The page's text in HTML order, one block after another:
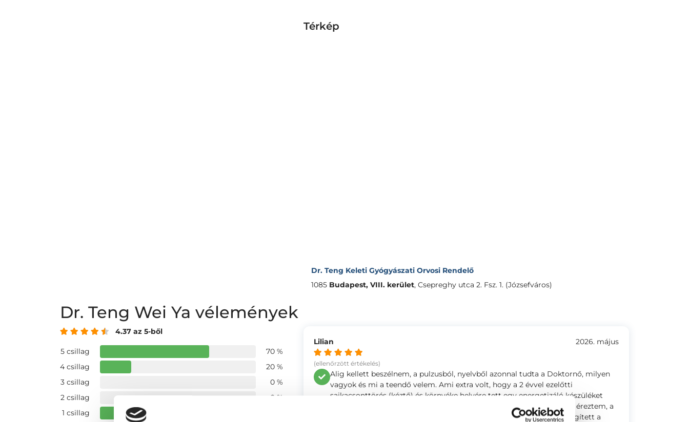
Térkép
Dr. Teng Keleti Gyógyászati Orvosi Rendelő
1085 Budapest, VIII. kerület, Csepreghy utca 2. Fsz. 1. (Józsefváros)
Dr. Teng Wei Ya vélemények
4.37 az 5-ből
5 csillag
70 %
4 csillag
20 %
3 csillag
0 %
2 csillag
0 %
1 csillag
Lilian
(ellenőrzött értékelés)
2026. május
Alig kellett beszélnem, a pulzusból, nyelvből azonnal tudta a Doktornő, milyen
vagyok és mi a teendő velem. Ami extra volt, hogy a 2 évvel ezelőtti
sajkacsonttörés (kéztő) és környéke helyére tett egy energetizáló készüléket
anélkül, hogy mondtam volna, hogy ott fáj. A tűket a testemen nem éreztem, a
köpölyözés jólesett. Egy “csoda” volt ott lenni és már elsőre sokat segített a